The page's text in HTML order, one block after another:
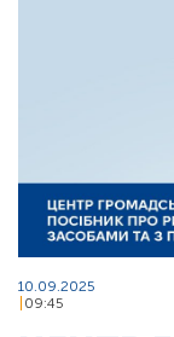
10.09.2025
09:45